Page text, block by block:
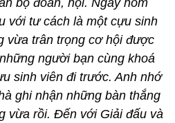
với tư cách là một cựu sinh
vừa trân trọng cơ hội được
người bạn cùng khoá
sinh viên đi trước. Anh nhớ
ghi nhận những bàn thắng
vừa rồi. Đến với Giải đấu và